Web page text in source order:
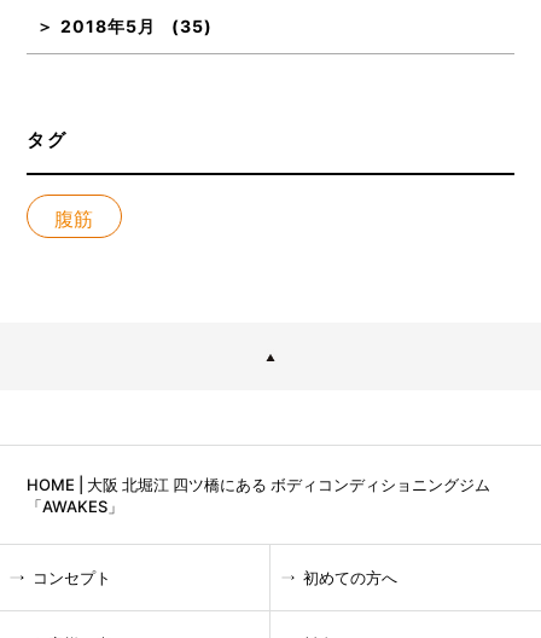
2018年5月 (35)
タグ
腹筋
HOME | 大阪 北堀江 四ツ橋にある ボディコンディショニングジム
「AWAKES」
コンセプト 初めての方へ